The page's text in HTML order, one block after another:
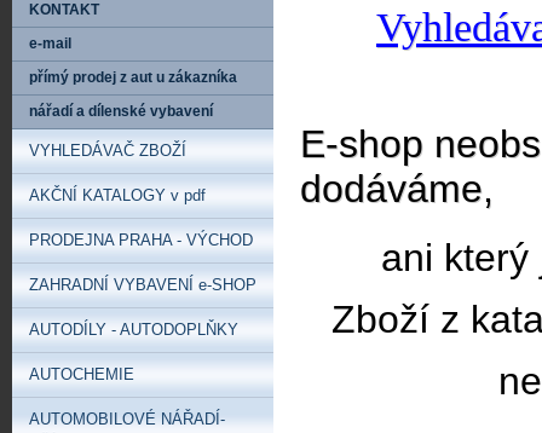
E-shop
dodáváme,
ani který
Zboží z
KONTAKT
e-mail
přímý prodej z aut u zákazníka
nářadí a dílenské vybavení
VYHLEDÁVAČ ZBOŽÍ
AKČNÍ KATALOGY v pdf
PRODEJNA PRAHA - VÝCHOD
ZAHRADNÍ VYBAVENÍ e-SHOP
AUTODÍLY - AUTODOPLŇKY
AUTOCHEMIE
AUTOMOBILOVÉ NÁŘADÍ-